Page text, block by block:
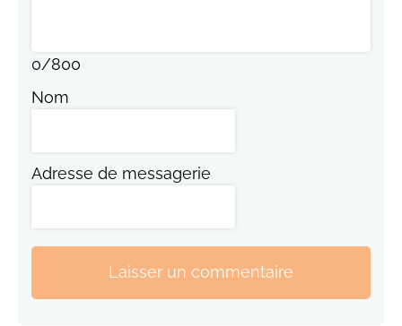
0/800
Nom
Adresse de messagerie
Laisser un commentaire